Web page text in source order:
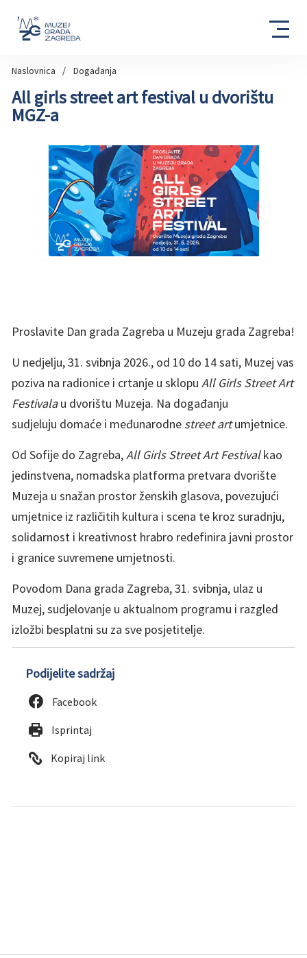
Naslovnica Događanja
All girls street art festival u dvorištu
MGZ-a
Proslavite Dan grada Zagreba u Muzeju grada Zagreba!
U nedjelju, 31. svibnja 2026., od 10 do 14 sati, Muzej vas
poziva na radionice i crtanje u sklopu All Girls Street Art
Festivalau dvorištu Muzeja. Na događanju
sudjeluju domaće i međunarodne street artumjetnice.
Od Sofije do Zagreba,All Girls Street Art Festivalkao
jedinstvena, nomadska platforma pretvara dvorište
Muzeja u snažan prostor ženskih glasova, povezujući
umjetnice iz različitih kultura i scena te kroz suradnju,
solidarnost i kreativnost hrabro redefinira javni prostor
i granice suvremene umjetnosti.
Povodom Dana grada Zagreba, 31. svibnja, ulaz u
Muzej, sudjelovanje u aktualnom programu i razgled
izložbi besplatni su za sve posjetitelje.
Podijelite sadržaj
Facebook
Isprintaj
Kopiraj link